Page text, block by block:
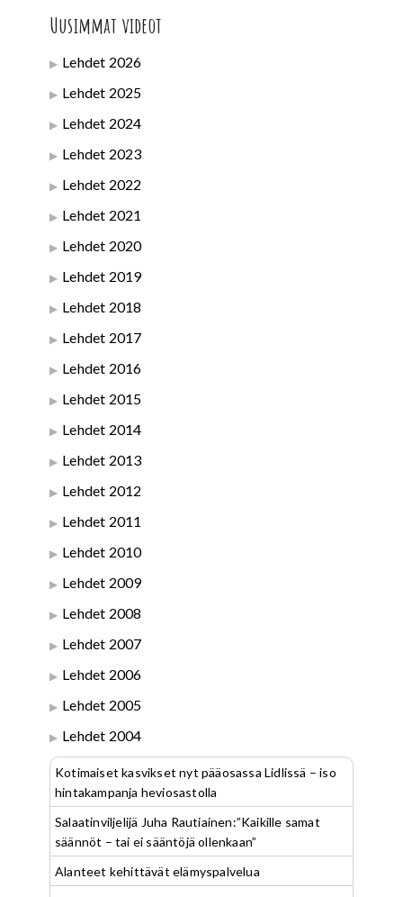
Uusimmat videot
Lehdet 2026
Lehdet 2025
Lehdet 2024
Lehdet 2023
Lehdet 2022
Lehdet 2021
Lehdet 2020
Lehdet 2019
Lehdet 2018
Lehdet 2017
Lehdet 2016
Lehdet 2015
Lehdet 2014
Lehdet 2013
Lehdet 2012
Lehdet 2011
Lehdet 2010
Lehdet 2009
Lehdet 2008
Lehdet 2007
Lehdet 2006
Lehdet 2005
Lehdet 2004
Kotimaiset kasvikset nyt pääosassa Lidlissä – iso
hintakampanja heviosastolla
Salaatinviljelijä Juha Rautiainen:”Kaikille samat
säännöt – tai ei sääntöjä ollenkaan”
Alanteet kehittävät elämyspalvelua